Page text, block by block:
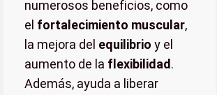
numerosos beneficios, como
el fortalecimiento muscular,
la mejora del equilibrio y el
aumento de la flexibilidad.
Además, ayuda a liberar